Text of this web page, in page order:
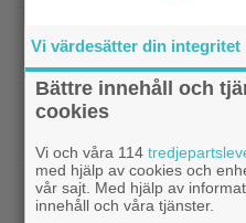
Robin Williams favorit:
HBO Max|
Netflix| Netflix har
reklamskylt – PR-
Vi värdesätter din integritet
Bättre innehåll och
cookies
Vi och våra 114
med hjälp av cookies och
vår sajt. Med hjälp av
innehåll och våra tjänster.